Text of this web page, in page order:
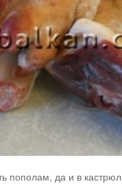
пополам, да и в